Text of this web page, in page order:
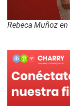
Rebeca Muñoz